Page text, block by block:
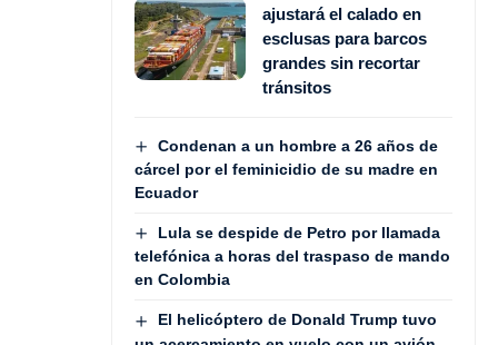
ajustará el calado en
esclusas para barcos
grandes sin recortar
tránsitos
Condenan a un hombre a 26 años de
cárcel por el feminicidio de su madre en
Ecuador
Lula se despide de Petro por llamada
telefónica a horas del traspaso de mando
en Colombia
El helicóptero de Donald Trump tuvo